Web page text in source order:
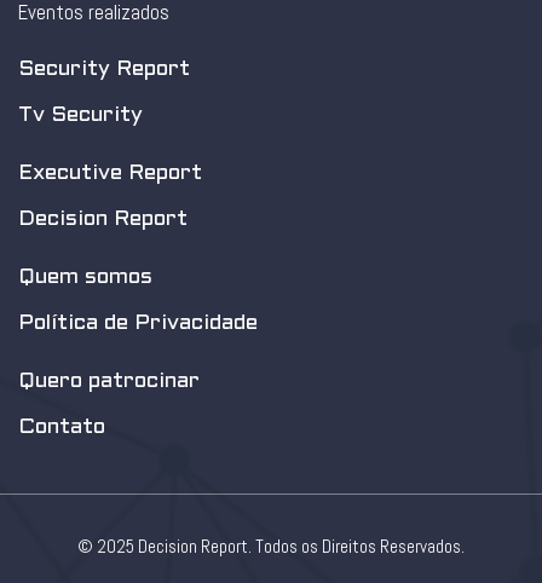
Eventos realizados
Security Report
Tv Security
Executive Report
Decision Report
Quem somos
Política de Privacidade
Quero patrocinar
Contato
© 2025 Decision Report. Todos os Direitos Reservados.